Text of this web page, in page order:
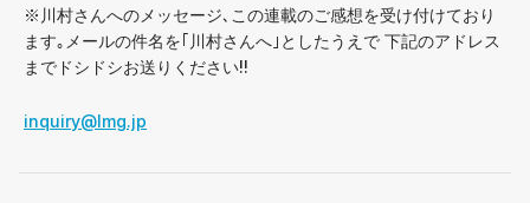
※川村さんへのメッセージ､この連載のご感想を受け付けており
ます｡メールの件名を｢川村さんへ｣としたうえで 下記のアドレス
までドシドシお送りください!!
inquiry@lmg.jp